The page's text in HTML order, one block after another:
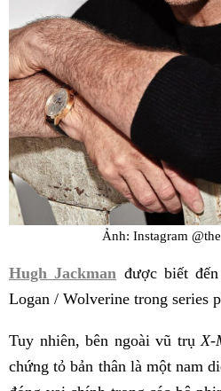
Ảnh: Instagram
Hugh Jackman được biết
Logan / Wolverine trong series
Tuy nhiên, bên ngoài vũ trụ X-
chứng tỏ bản thân là một nam